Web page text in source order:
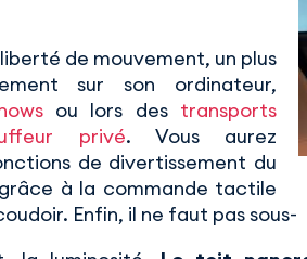
de mouvement, un plus
sur son ordinateur,
ou lors des transports
privé. Vous aurez
de divertissement du
à la commande tactile
Enfin, il ne faut pas sous-